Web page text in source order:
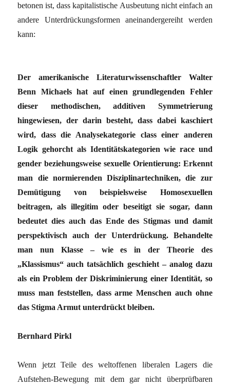
betonen ist, dass kapitalistische Ausbeutung nicht einfach an
andere Unterdrückungsformen aneinandergereiht werden
kann:
Der amerikanische Literaturwissenschaftler Walter
Benn Michaels hat auf einen grundlegenden Fehler
dieser methodischen, additiven Symmetrierung
hingewiesen, der darin besteht, dass dabei kaschiert
wird, dass die Analysekategorie class einer anderen
Logik gehorcht als Identitätskategorien wie race und
gender beziehungsweise sexuelle Orientierung: Erkennt
man die normierenden Disziplinartechniken, die zur
Demütigung von beispielsweise Homosexuellen
beitragen, als illegitim oder beseitigt sie sogar, dann
bedeutet dies auch das Ende des Stigmas und damit
perspektivisch auch der Unterdrückung. Behandelte
man nun Klasse – wie es in der Theorie des
„Klassismus“ auch tatsächlich geschieht – analog dazu
als ein Problem der Diskriminierung einer Identität, so
muss man feststellen, dass arme Menschen auch ohne
das Stigma Armut unterdrückt bleiben.
Bernhard Pirkl
Wenn jetzt Teile des weltoffenen liberalen Lagers die
Aufstehen-Bewegung mit dem gar nicht überprüfbaren